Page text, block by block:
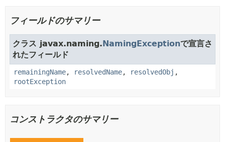
フィールドのサマリー
クラス javax.naming.NamingExceptionで宣言さ
れたフィールド
remainingName, resolvedName, resolvedObj ,
rootException
コンストラクタのサマリー